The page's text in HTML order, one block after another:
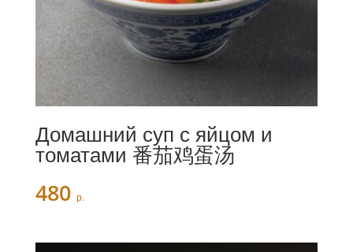
Домашний суп с яйцом и
томатами 番茄鸡蛋汤
480 р.